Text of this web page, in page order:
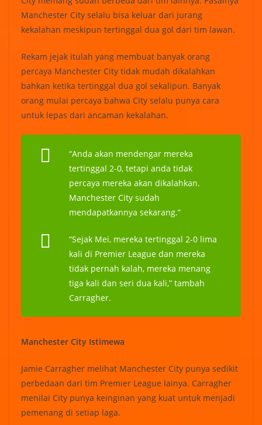
Manchester City selalu bisa keluar dari jurang
kekalahan meskipun tertinggal dua gol dari tim lawan.
Rekam jejak itulah yang membuat banyak orang
percaya Manchester City tidak mudah dikalahkan
bahkan ketika tertinggal dua gol sekalipun. Banyak
orang mulai percaya bahwa City selalu punya cara
untuk lepas dari ancaman kekalahan.
“Anda akan mendengar mereka
tertinggal 2-0, tetapi anda tidak
percaya mereka akan dikalahkan.
Manchester City sudah
mendapatkannya sekarang.”
“Sejak Mei, mereka tertinggal 2-0 lima
kali di Premier League dan mereka
tidak pernah kalah, mereka menang
tiga kali dan seri dua kali,” tambah
Carragher.
Manchester City Istimewa
Jamie Carragher melihat Manchester City punya sedikit
perbedaan dari tim Premier League lainya. Carragher
menilai City punya keinginan yang kuat untuk menjadi
pemenang di setiap laga.